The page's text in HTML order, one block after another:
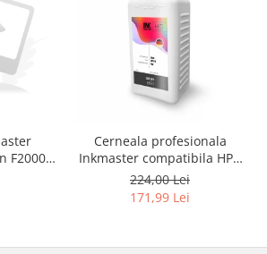
F2000,
Cerneala profesionala
Inkmaster compatibila HP -
DYE, GRAY, H720GY, 1 litru
224,00 Lei
171,99 Lei